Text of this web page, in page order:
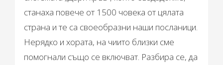
станаха повече от 1500 човека от цялата
страна и те са своеобразни наши посланици.
Нерядко и хората, на чиито близки сме
помогнали също се включват. Разбира се, да